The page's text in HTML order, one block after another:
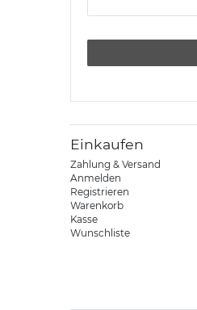
Einkaufen
Zahlung & Versand
Anmelden
Registrieren
Warenkorb
Kasse
Wunschliste